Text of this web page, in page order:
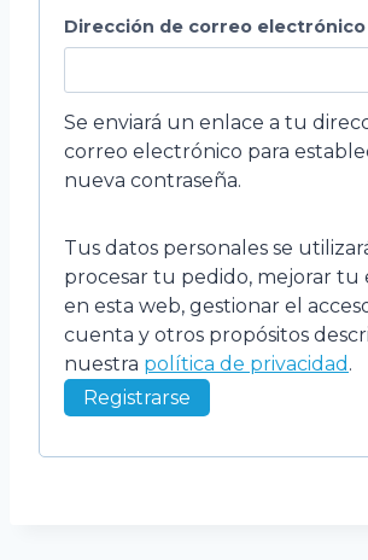
Dirección de correo electrónico
Se enviará un enlace a tu
correo electrónico para
nueva contraseña.
Tus datos personales se
procesar tu pedido, mejorar tu
en esta web, gestionar el
cuenta y otros propósitos
nuestra política de privacidad .
Registrarse